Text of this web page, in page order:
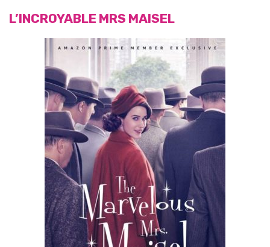
L’INCROYABLE MRS MAISEL